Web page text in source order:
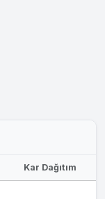
Kar Dağıtım